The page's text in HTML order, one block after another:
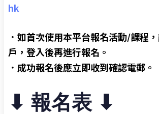
hk
．如首次使用本平台報名活動/課程
戶，登入後再進行報名。
．成功報名後應立即收到確認電郵。
⬇︎ 報名表 ⬇︎